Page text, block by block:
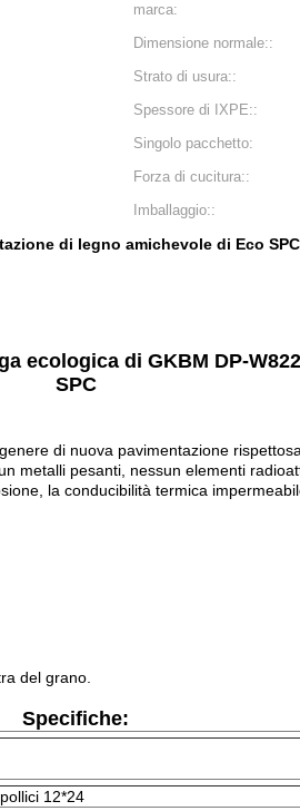
marca:
Dimensione normale::
Strato di usura::
Spessore di IXPE::
Singolo pacchetto:
Forza di cucitura::
Imballaggio::
di legno amichevole di Eco SPC
di GKBM DP-
SPC
di nuova pavimentazione
metalli pesanti, nessun elementi
la conducibilità termica
del grano.
Specifiche:
12*24